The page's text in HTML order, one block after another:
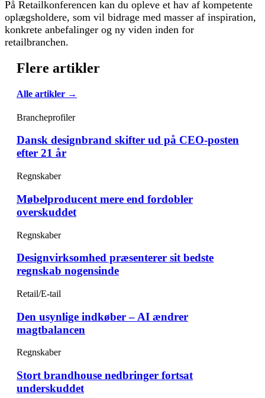
På Retailkonferencen kan du opleve et hav af kompetente
oplægsholdere, som vil bidrage med masser af inspiration,
konkrete anbefalinger og ny viden inden for
retailbranchen.
Flere artikler
Alle artikler →
Brancheprofiler
Dansk designbrand skifter ud på CEO-posten
efter 21 år
Regnskaber
Møbelproducent mere end fordobler
overskuddet
Regnskaber
Designvirksomhed præsenterer sit bedste
regnskab nogensinde
Retail/E-tail
Den usynlige indkøber – AI ændrer
magtbalancen
Regnskaber
Stort brandhouse nedbringer fortsat
underskuddet